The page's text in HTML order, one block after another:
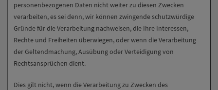
personenbezogenen Daten nicht weiter zu diesen Zwecken
verarbeiten, es sei denn, wir können zwingende schutzwürdige
Gründe für die Verarbeitung nachweisen, die Ihre Interessen,
Rechte und Freiheiten überwiegen, oder wenn die Verarbeitung
der Geltendmachung, Ausübung oder Verteidigung von
Rechtsansprüchen dient.
Dies gilt nicht, wenn die Verarbeitung zu Zwecken des